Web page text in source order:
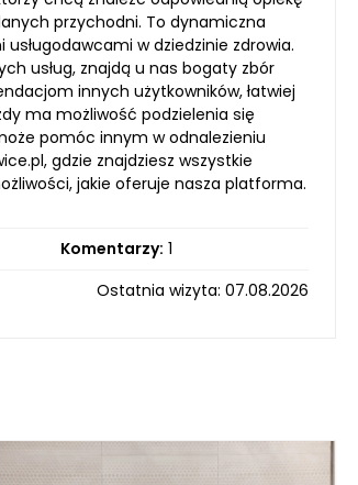
przychodni. To dynamiczna
w dziedzinie zdrowia.
usług, znajdą u nas bogaty zbór
innych użytkowników, łatwiej
ma możliwość podzielenia się
pomóc innym w odnalezieniu
gdzie znajdziesz wszystkie
jakie oferuje nasza platforma.
Komentarzy: 1
Ostatnia wizyta: 07.08.2026